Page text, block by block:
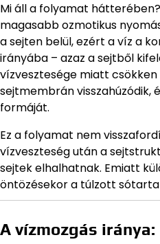
Mi áll a folyamat
magasabb ozmotikus
a sejten belül, ezért a víz a
irányába – azaz a sejtből
vízvesztesége miatt csökken
sejtmembrán visszahúzódik,
formáját.
Ez a folyamat nem
vízveszteség után a
sejtek elhalhatnak. Emiatt
öntözésekor a túlzott
A vízmozgás